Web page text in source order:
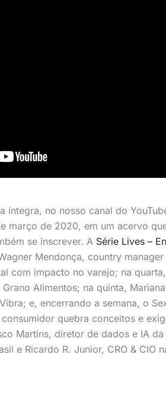
íntegra, no nosso canal do
março de 2020, em um acervo
se inscrever. A Série Lives –
Mendonça, country
com impacto no varejo; na
Alimentos; na quinta,
e, encerrando a semana, o
quebra conceitos e
Martins, diretor de dados e IA
e Ricardo R. Junior, CRO & CIO